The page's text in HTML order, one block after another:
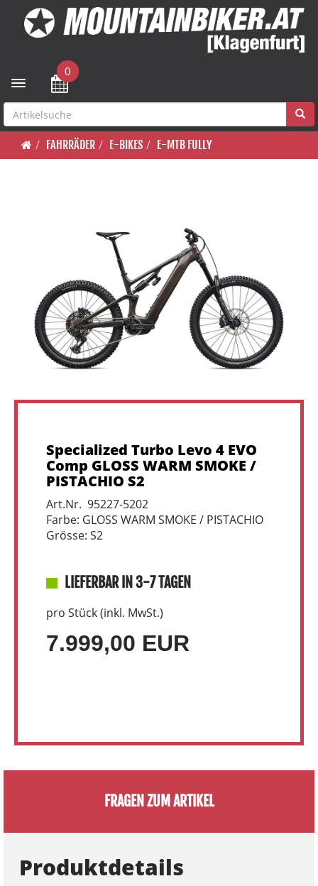
Toggle navigation
0
FAHRRÄDER E-BIKES E-MTB FULLY
Specialized Turbo Levo 4 EVO
Comp GLOSS WARM SMOKE /
PISTACHIO S2
Art.Nr. 95227-5202
Farbe: GLOSS WARM SMOKE / PISTACHIO
Grösse: S2
LIEFERBAR IN 3-7 TAGEN
pro Stück (inkl. MwSt.)
7.999,00 EUR
FRAGEN ZUM ARTIKEL
Produktdetails